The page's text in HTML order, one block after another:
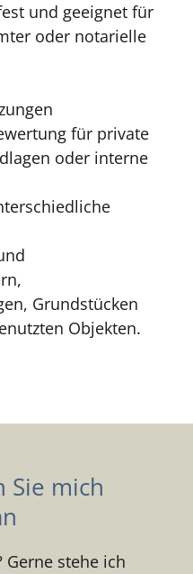
und geeignet für
oder notarielle
für private
oder interne
Grundstücken
Objekten.
Sie mich
Gerne stehe ich